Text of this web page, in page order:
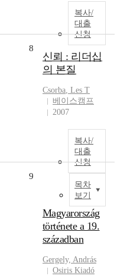
복사/
대출
신청
8
신뢰 : 리더십
의 본질
Csorba, Les T
베이스캠프
2007
복사/
대출
신청
목차
보기
9
Magyarország
története a 19.
században
Gergely, András
Osiris Kiadó